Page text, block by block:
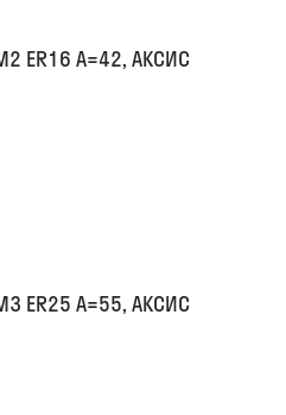
ER16 A=42, АКСИС
ER25 A=55, АКСИС